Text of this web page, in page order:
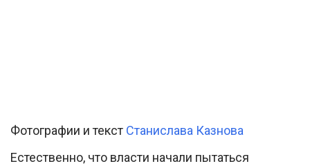
Фотографии и текст Станислава Казнова
Естественно, что власти начали пытаться